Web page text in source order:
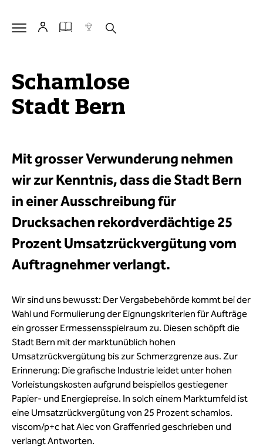
Schamlose
Stadt Bern
Mit grosser Verwunderung nehmen
wir zur Kenntnis, dass die Stadt Bern
in einer Ausschreibung für
Drucksachen rekordverdächtige 25
Prozent Umsatzrückvergütung vom
Auftragnehmer verlangt.
Wir sind uns bewusst: Der Vergabebehörde kommt bei der
Wahl und Formulierung der Eignungskriterien für Aufträge
ein grosser Ermessensspielraum zu. Diesen schöpft die
Stadt Bern mit der marktunüblich hohen
Umsatzrückvergütung bis zur Schmerzgrenze aus. Zur
Erinnerung: Die grafische Industrie leidet unter hohen
Vorleistungskosten aufgrund beispiellos gestiegener
Papier- und Energiepreise. In solch einem Marktumfeld ist
eine Umsatzrückvergütung von 25 Prozent schamlos.
viscom/p+c hat Alec von Graffenried geschrieben und
verlangt Antworten.